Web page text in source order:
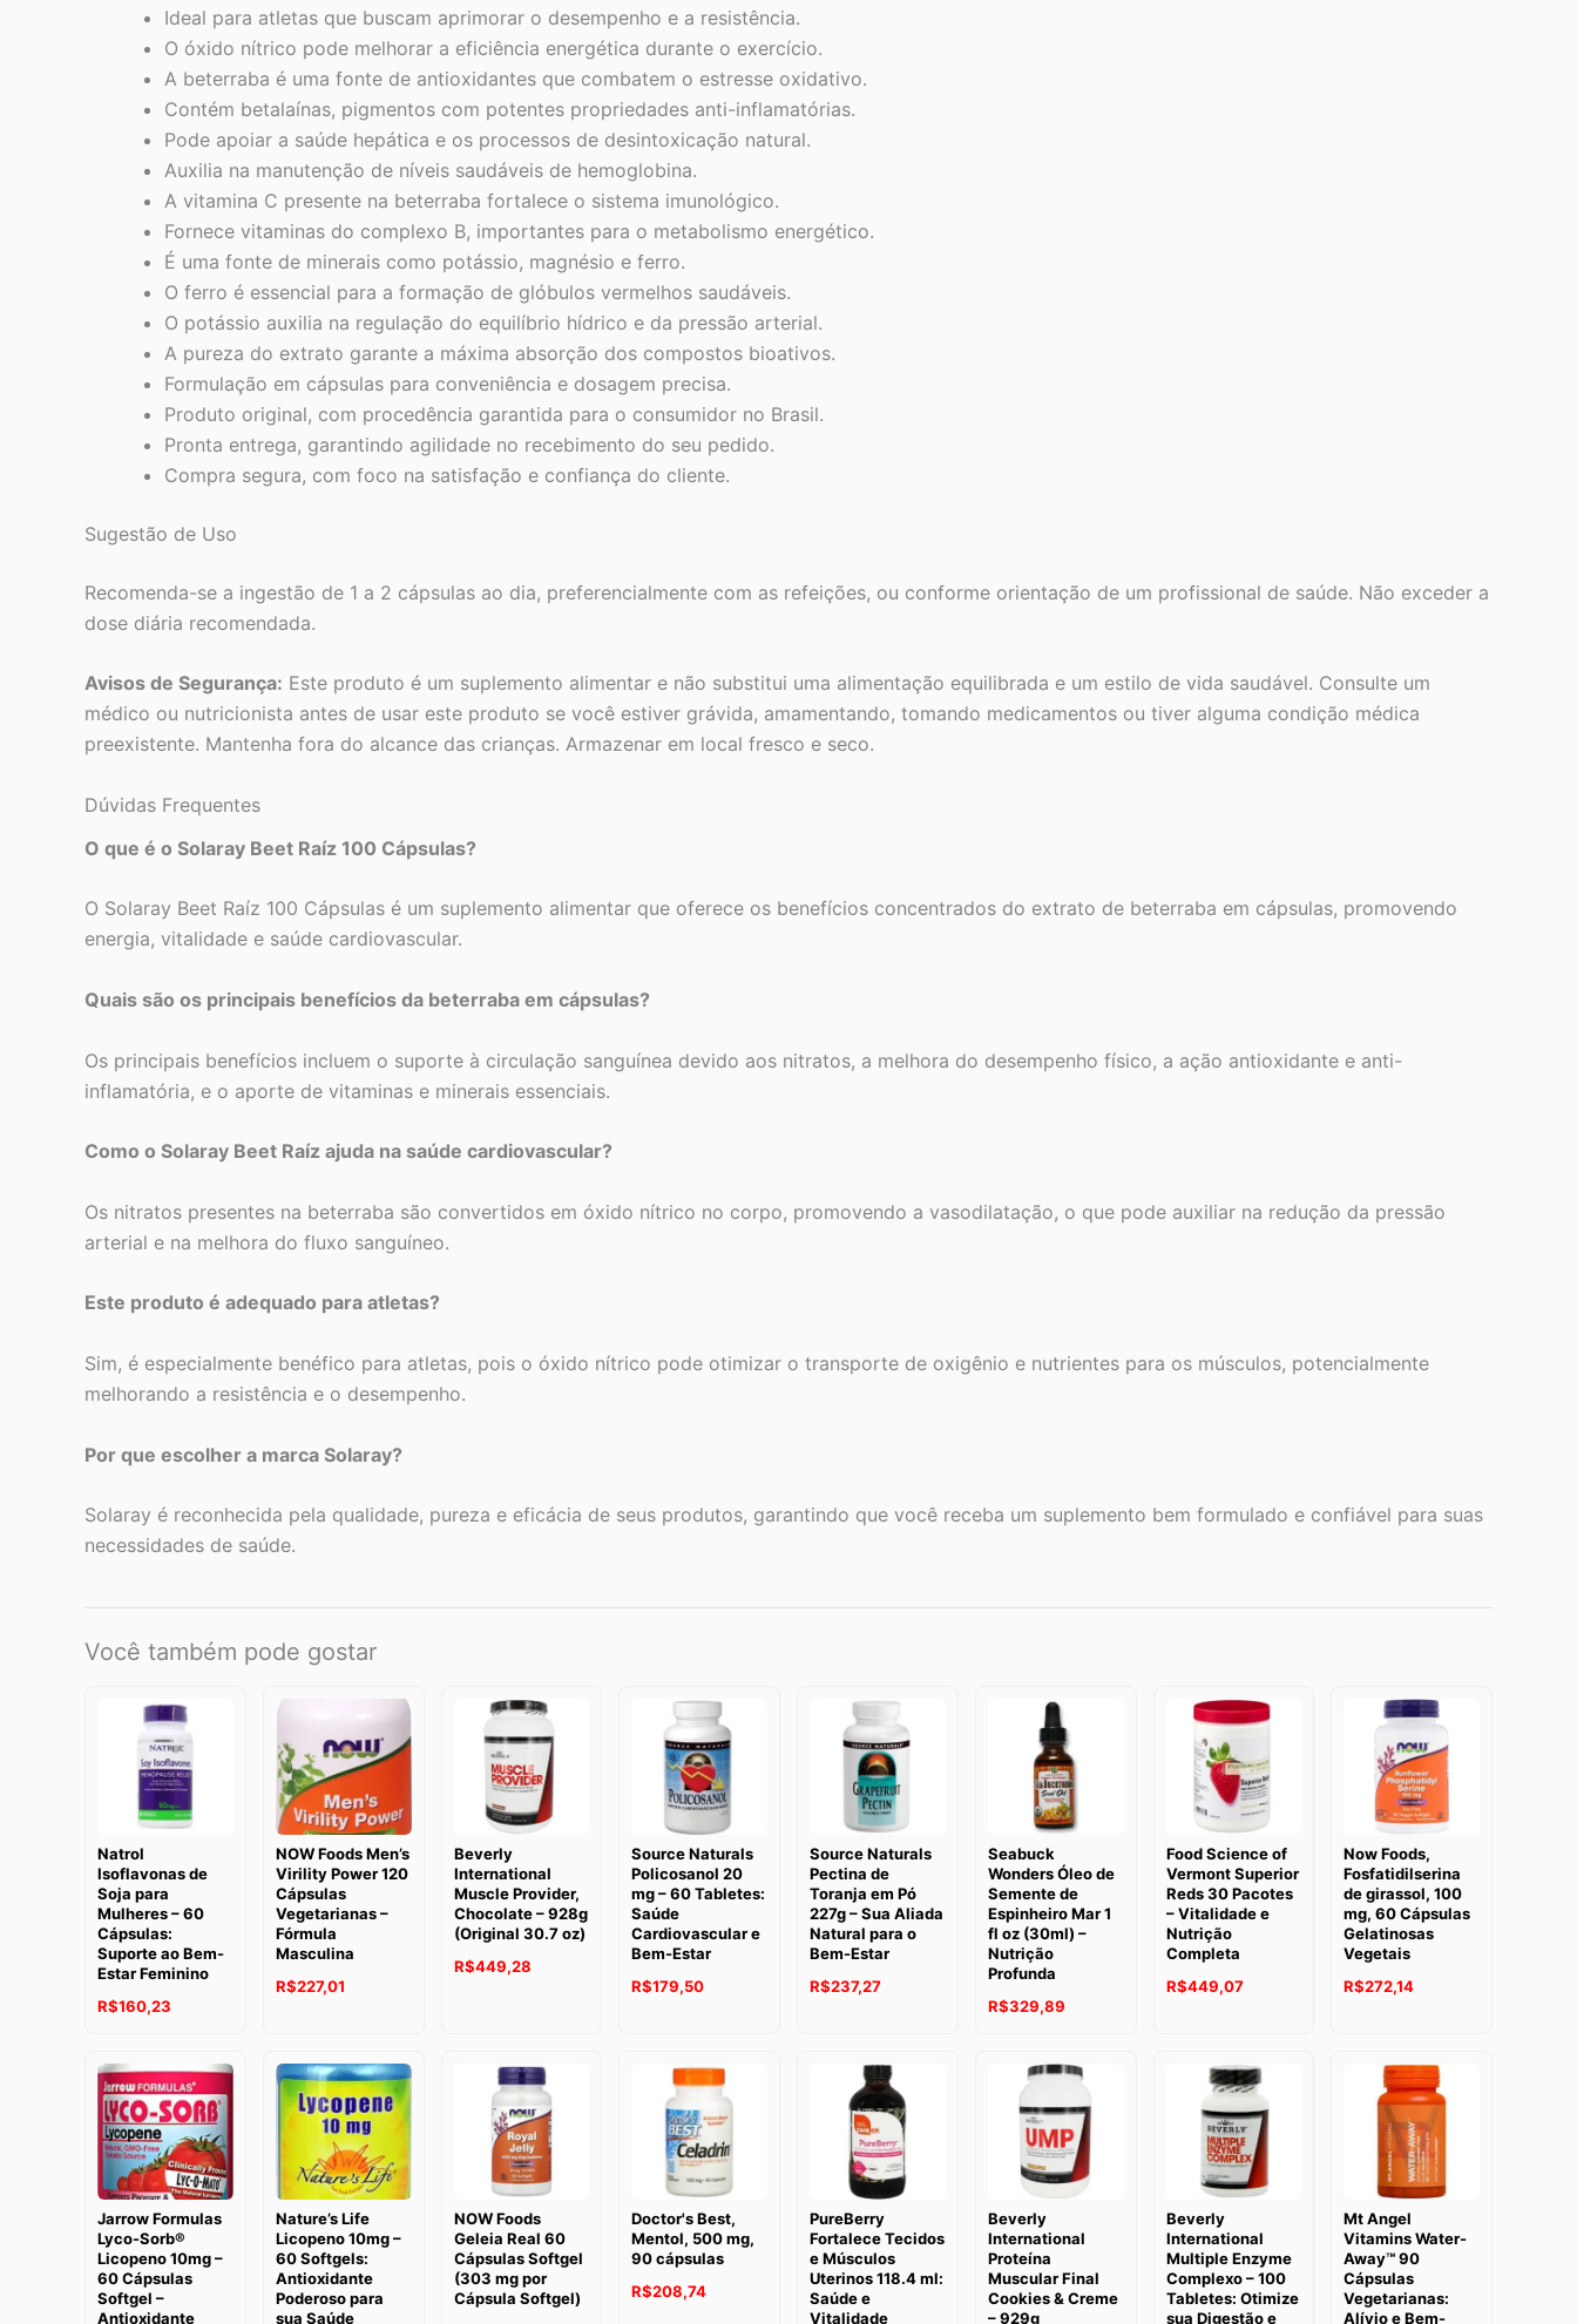
Ideal para atletas que buscam aprimorar o desempenho e a resistência.
O óxido nítrico pode melhorar a eficiência energética durante o exercício.
A beterraba é uma fonte de antioxidantes que combatem o estresse oxidativo.
Contém betalaínas, pigmentos com potentes propriedades anti-inflamatórias.
Pode apoiar a saúde hepática e os processos de desintoxicação natural.
Auxilia na manutenção de níveis saudáveis de hemoglobina.
A vitamina C presente na beterraba fortalece o sistema imunológico.
Fornece vitaminas do complexo B, importantes para o metabolismo energético.
É uma fonte de minerais como potássio, magnésio e ferro.
O ferro é essencial para a formação de glóbulos vermelhos saudáveis.
O potássio auxilia na regulação do equilíbrio hídrico e da pressão arterial.
A pureza do extrato garante a máxima absorção dos compostos bioativos.
Formulação em cápsulas para conveniência e dosagem precisa.
Produto original, com procedência garantida para o consumidor no Brasil.
Pronta entrega, garantindo agilidade no recebimento do seu pedido.
Compra segura, com foco na satisfação e confiança do cliente.
Sugestão de Uso
Recomenda-se a ingestão de 1 a 2 cápsulas ao dia, preferencialmente com as refeições, ou conforme orientação de um profissional de saúde. Não exceder a
dose diária recomendada.
Avisos de Segurança: Este produto é um suplemento alimentar e não substitui uma alimentação equilibrada e um estilo de vida saudável. Consulte um
médico ou nutricionista antes de usar este produto se você estiver grávida, amamentando, tomando medicamentos ou tiver alguma condição médica
preexistente. Mantenha fora do alcance das crianças. Armazenar em local fresco e seco.
Dúvidas Frequentes
O que é o Solaray Beet Raíz 100 Cápsulas?
O Solaray Beet Raíz 100 Cápsulas é um suplemento alimentar que oferece os benefícios concentrados do extrato de beterraba em cápsulas, promovendo
energia, vitalidade e saúde cardiovascular.
Quais são os principais benefícios da beterraba em cápsulas?
Os principais benefícios incluem o suporte à circulação sanguínea devido aos nitratos, a melhora do desempenho físico, a ação antioxidante e anti-
inflamatória, e o aporte de vitaminas e minerais essenciais.
Como o Solaray Beet Raíz ajuda na saúde cardiovascular?
Os nitratos presentes na beterraba são convertidos em óxido nítrico no corpo, promovendo a vasodilatação, o que pode auxiliar na redução da pressão
arterial e na melhora do fluxo sanguíneo.
Este produto é adequado para atletas?
Sim, é especialmente benéfico para atletas, pois o óxido nítrico pode otimizar o transporte de oxigênio e nutrientes para os músculos, potencialmente
melhorando a resistência e o desempenho.
Por que escolher a marca Solaray?
Solaray é reconhecida pela qualidade, pureza e eficácia de seus produtos, garantindo que você receba um suplemento bem formulado e confiável para suas
necessidades de saúde.
Você também pode gostar
Natrol
Isoflavonas de
Soja para
Mulheres – 60
Cápsulas:
Suporte ao Bem-
Estar Feminino
R$160,23
NOW Foods Men’s
Virility Power 120
Cápsulas
Vegetarianas –
Fórmula
Masculina
O
era:
R$330,65.
R$227,01O
é:
R$227,01.
Beverly
International
Muscle Provider,
Chocolate – 928g
(Original 30.7 oz)
R$449,28
Source Naturals
Policosanol 20
mg – 60 Tabletes:
Saúde
Cardiovascular e
Bem-Estar
R$179,50
Source Naturals
Pectina de
Toranja em Pó
227g – Sua Aliada
Natural para o
Bem-Estar
R$237,27
Seabuck
Wonders Óleo de
Semente de
Espinheiro Mar 1
fl oz (30ml) –
Nutrição
Profunda
R$329,89
Food Science of
Vermont Superior
Reds 30 Pacotes
– Vitalidade e
Nutrição
Completa
R$449,07
Now Foods,
Fosfatidilserina
de girassol, 100
mg, 60 Cápsulas
Gelatinosas
Vegetais
R$272,14
Jarrow Formulas
Lyco-Sorb®
Licopeno 10mg –
60 Cápsulas
Softgel –
Antioxidante
Nature’s Life
Licopeno 10mg –
60 Softgels:
Antioxidante
Poderoso para
sua Saúde
NOW Foods
Geleia Real 60
Cápsulas Softgel
(303 mg por
Cápsula Softgel)
Doctor's Best,
Mentol, 500 mg,
90 cápsulas
R$208,74
PureBerry
Fortalece Tecidos
e Músculos
Uterinos 118.4 ml:
Saúde e
Vitalidade
Beverly
International
Proteína
Muscular Final
Cookies & Creme
– 929g
Beverly
International
Multiple Enzyme
Complexo – 100
Tabletes: Otimize
sua Digestão e
Mt Angel
Vitamins Water-
Away™ 90
Cápsulas
Vegetarianas:
Alívio e Bem-